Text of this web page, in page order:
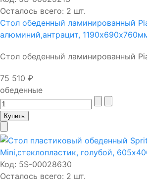
Осталось всего: 2 шт.
Стол обеденный ламинированный
алюминий,антрацит,
Стол обеденный ламинированный
75 510 ₽
обеденные
Код: 5S-00028630
Осталось всего: 2 шт.